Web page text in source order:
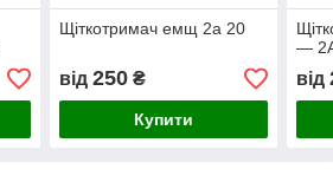
Щіткотримач емщ 2а 20
від 250₴
Купити
—
від